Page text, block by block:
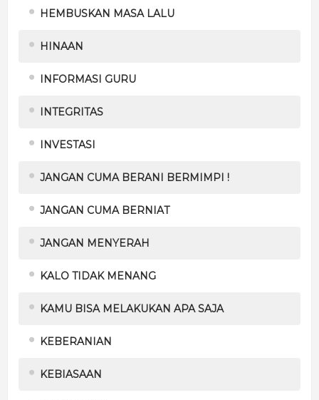
HEMBUSKAN MASA LALU
HINAAN
INFORMASI GURU
INTEGRITAS
INVESTASI
JANGAN CUMA BERANI BERMIMPI !
JANGAN CUMA BERNIAT
JANGAN MENYERAH
KALO TIDAK MENANG
KAMU BISA MELAKUKAN APA SAJA
KEBERANIAN
KEBIASAAN